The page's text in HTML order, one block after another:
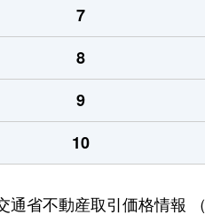
7
8
9
10
通省不動産取引価格情報 （